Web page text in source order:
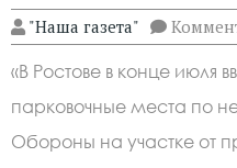
"Наша газета"
«В Ростове в конце июля
парковочные места по
Обороны на участке от